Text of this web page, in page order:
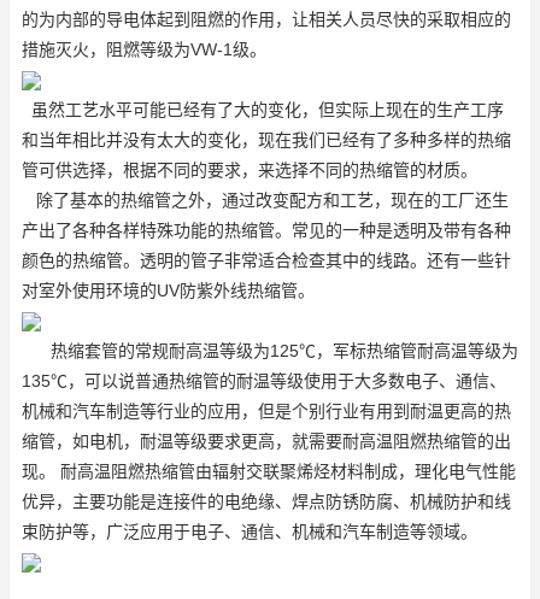
的为内部的导电体起到阻燃的作用，让相关人员尽快的采取相应的
措施灭火，阻燃等级为VW-1级。
虽然工艺水平可能已经有了大的变化，但实际上现在的生产工序
和当年相比并没有太大的变化，现在我们已经有了多种多样的热缩
管可供选择，根据不同的要求，来选择不同的热缩管的材质。
除了基本的热缩管之外，通过改变配方和工艺，现在的工厂还生
产出了各种各样特殊功能的热缩管。常见的一种是透明及带有各种
颜色的热缩管。透明的管子非常适合检查其中的线路。还有一些针
对室外使用环境的UV防紫外线热缩管。
热缩套管的常规耐高温等级为125℃，军标热缩管耐高温等级为
135℃，可以说普通热缩管的耐温等级使用于大多数电子、通信、
机械和汽车制造等行业的应用，但是个别行业有用到耐温更高的热
缩管，如电机，耐温等级要求更高，就需要耐高温阻燃热缩管的出
现。 耐高温阻燃热缩管由辐射交联聚烯烃材料制成，理化电气性能
优异，主要功能是连接件的电绝缘、焊点防锈防腐、机械防护和线
束防护等，广泛应用于电子、通信、机械和汽车制造等领域。